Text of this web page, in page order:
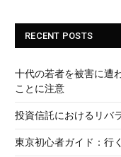
RECENT POSTS
十代の若者を被害に遭
ことに注意
投資信託におけるリバ
東京初心者ガイド：行